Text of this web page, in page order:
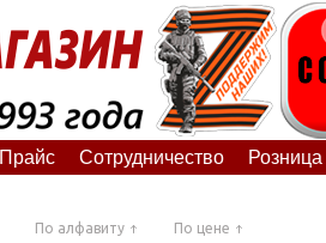
Прайс Сотрудничество Розница
По алфавиту По цене